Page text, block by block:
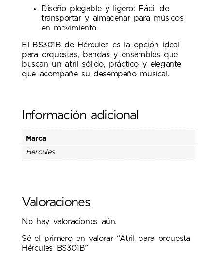
Diseño plegable y ligero: Fácil de
transportar y almacenar para músicos
en movimiento.
El BS301B de Hércules es la opción ideal
para orquestas, bandas y ensambles que
buscan un atril sólido, práctico y elegante
que acompañe su desempeño musical.
Información adicional
Marca
Hercules
Valoraciones
No hay valoraciones aún.
Sé el primero en valorar “Atril para orquesta
Hércules BS301B”